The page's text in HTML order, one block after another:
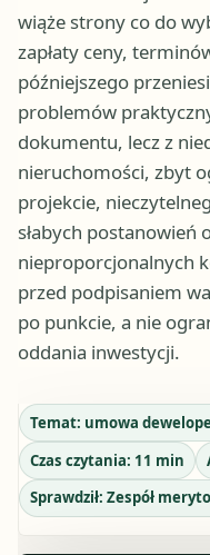
wiąże strony co do
zapłaty ceny,
późniejszego
problemów
dokumentu, lecz z
nieruchomości, zbyt
projekcie,
słabych postanowień
nieproporcjonalnych
przed podpisaniem
po punkcie, a nie
oddania inwestycji.
Temat: umowa
Czas czytania: 11 min
Sprawdził: Zespół